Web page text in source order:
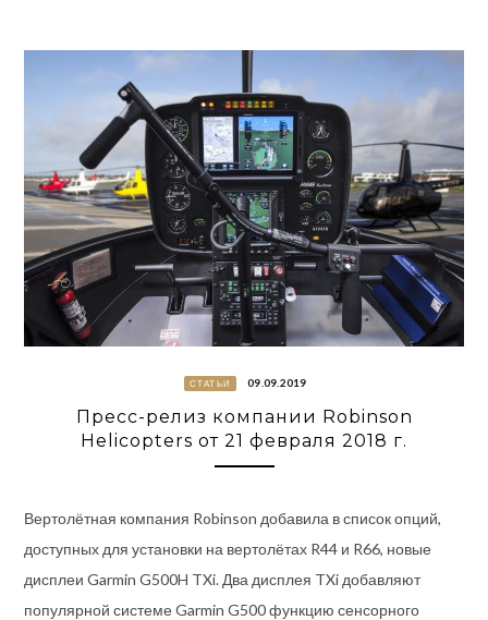
СТАТЬИ 09.09.2019
Пресс-релиз компании Robinson
Helicopters от 21 февраля 2018 г.
Вертолётная компания Robinson добавила в список опций,
доступных для установки на вертолётах R44 и R66, новые
дисплеи Garmin G500H TXi. Два дисплея TXi добавляют
популярной системе Garmin G500 функцию сенсорного